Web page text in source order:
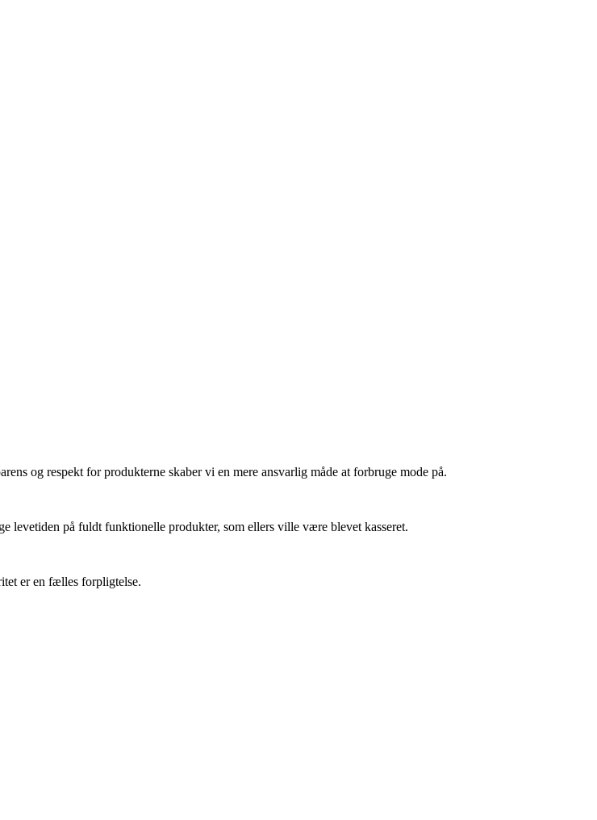
og respekt for produkterne skaber vi en mere ansvarlig måde at forbruge mode på.
levetiden på fuldt funktionelle produkter, som ellers ville være blevet kasseret.
er en fælles forpligtelse.